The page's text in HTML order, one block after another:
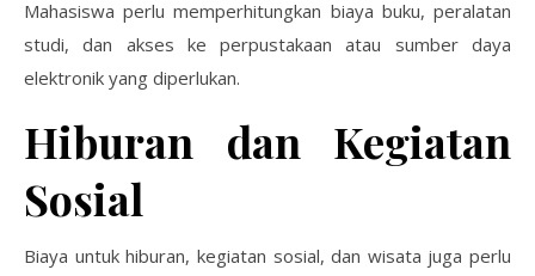
Mahasiswa perlu memperhitungkan biaya buku, peralatan
studi, dan akses ke perpustakaan atau sumber daya
elektronik yang diperlukan.
Hiburan dan Kegiatan
Sosial
Biaya untuk hiburan, kegiatan sosial, dan wisata juga perlu